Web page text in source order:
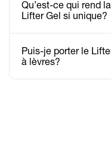
Qu’est-ce qui rend
Lifter Gel si unique?
Puis-je porter le
à lèvres?